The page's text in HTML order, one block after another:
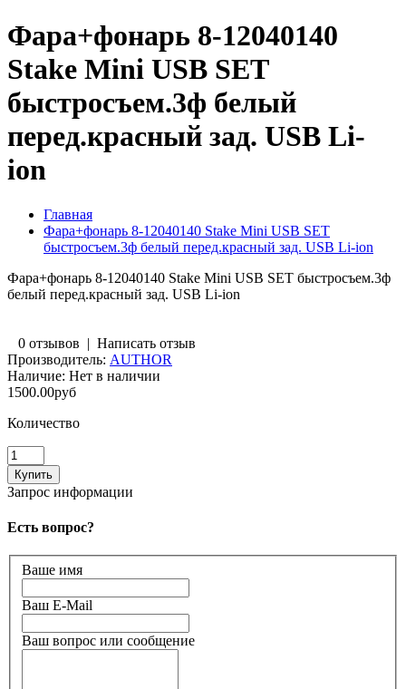
Фара+фонарь 8-12040140
Stake Mini USB SET
быстросъем.3ф белый
перед.красный зад. USB Li-
ion
Главная
Фара+фонарь 8-12040140 Stake Mini USB SET
быстросъем.3ф белый перед.красный зад. USB Li-ion
Фара+фонарь 8-12040140 Stake Mini USB SET быстросъем.3ф
белый перед.красный зад. USB Li-ion
0 отзывов | Написать отзыв
Производитель: AUTHOR
Наличие: Нет в наличии
1500.00руб
Количество
Запрос информации
Есть вопрос?
Ваше имя
Ваш E-Mail
Ваш вопрос или сообщение